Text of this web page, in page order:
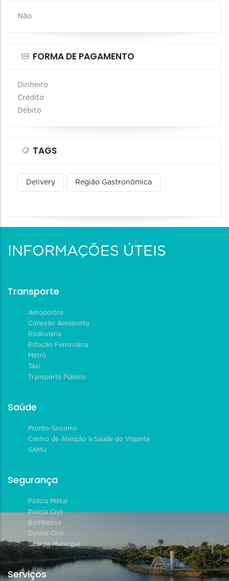
Não
FORMA DE PAGAMENTO
Dinheiro
Crédito
Débito
TAGS
Delivery Região Gastronômica
INFORMAÇÕES ÚTEIS
Transporte
Aeroportos
Conexão Aeroporto
Rodoviária
Estação Ferroviária
Metrô
Táxi
Transporte Público
Saúde
Pronto-Socorro
Centro de Atenção à Saúde do Viajante
SAMU
Segurança
Polícia Militar
Polícia Civil
Bombeiros
Defesa Civil
Guarda Municipal
Serviços